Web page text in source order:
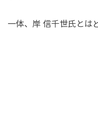
一体、岸 信千世氏とは